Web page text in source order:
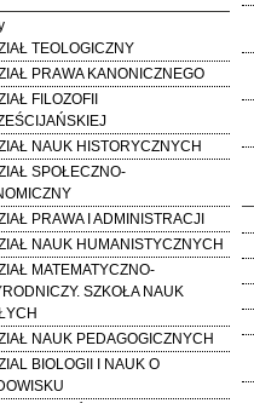
TEOLOGICZNY
PRAWA KANONICZNEGO
FILOZOFII
NAUK HISTORYCZNYCH
SPOŁECZNO-
PRAWA I ADMINISTRACJI
NAUK HUMANISTYCZNYCH
MATEMATYCZNO-
SZKOŁA NAUK
NAUK PEDAGOGICZNYCH
BIOLOGII I NAUK O